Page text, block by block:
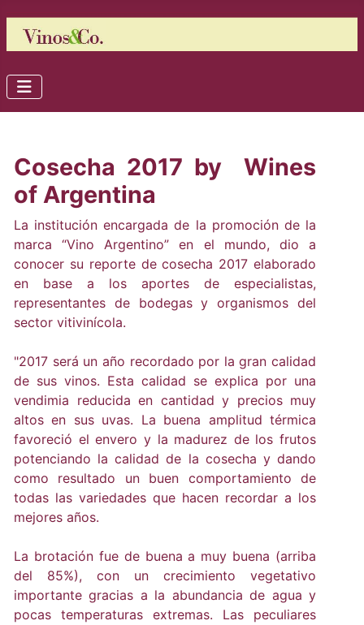
Cosecha 2017 by Wines
of Argentina
La institución encargada de la promoción de la
marca “Vino Argentino” en el mundo, dio a
conocer su reporte de cosecha 2017 elaborado
en base a los aportes de especialistas,
representantes de bodegas y organismos del
sector vitivinícola.
"2017 será un año recordado por la gran calidad
de sus vinos. Esta calidad se explica por una
vendimia reducida en cantidad y precios muy
altos en sus uvas. La buena amplitud térmica
favoreció el envero y la madurez de los frutos
potenciando la calidad de la cosecha y dando
como resultado un buen comportamiento de
todas las variedades que hacen recordar a los
mejores años.
La brotación fue de buena a muy buena (arriba
del 85%), con un crecimiento vegetativo
importante gracias a la abundancia de agua y
pocas temperaturas extremas. Las peculiares